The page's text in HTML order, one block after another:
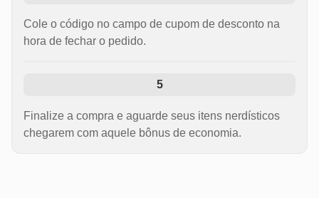
Cole o código no campo de cupom de desconto na
hora de fechar o pedido.
5
Finalize a compra e aguarde seus itens nerdísticos
chegarem com aquele bônus de economia.